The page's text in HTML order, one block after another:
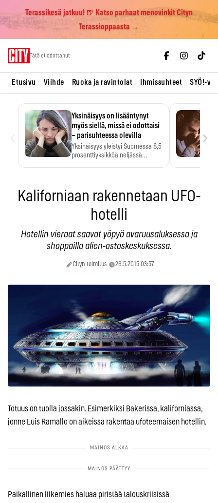
Terassikesä jatkuu! 🍺 Katso parhaat menovinkit Cityn
Terassioppaasta →
Tätä et odottanut
Etusivu Viihde Ruoka ja ravintolat Ihmissuhteet SYÖ!-
Yksinäisyys on lisääntynyt
myös siellä, missä ei odottaisi
– parisuhteessa olevilla
Yksinäisyys yleistyi Suomessa 8,5
prosenttiyksikköä neljässä
›
Kaliforniaan rakennetaan UFO-
hotelli
Hotellin vieraat saavat yöpyä avaruusaluksessa ja
shoppailla alien-ostoskeskuksessa.
Cityn toimitus 26.5.2015 03:57
Totuus on tuolla jossakin. Esimerkiksi Bakerissa, kaliforniassa,
jonne Luis Ramallo on aikeissa rakentaa ufoteemaisen hotellin.
Paikallinen liikemies haluaa piristää talouskriisissä